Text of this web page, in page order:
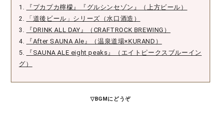
1.
『プカプカ檸檬』『グルシンセゾン』（上方ビール）
2.
「道後ビール」シリーズ（水口酒造）
3.
『DRINK ALL DAY』（CRAFTROCK BREWING）
4.
『After SAUNA Ale』（温泉道場×KURAND）
5.
『SAUNA ALE eight peaks』（エイトピークスブルーイン
グ）
▽BGMにどうぞ